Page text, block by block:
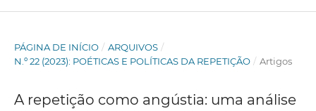
PÁGINA DE INÍCIO / ARQUIVOS /
N.º 22 (2023): POÉTICAS E POLÍTICAS DA REPETIÇÃO / Artigos
A repetição como angústia: uma análise